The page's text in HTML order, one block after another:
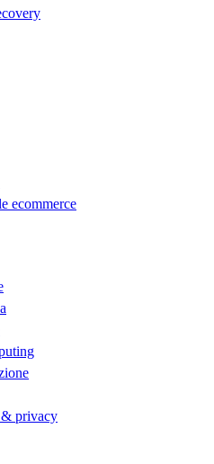
ecommerce
& privacy